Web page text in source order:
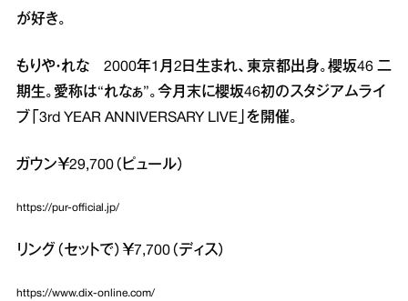
が好き。
もりや・れな 2000年1月2日生まれ、東京都出身。櫻坂46 二
期生。愛称は“れなぁ”。今月末に櫻坂46初のスタジアムライ
ブ「3rd YEAR ANNIVERSARY LIVE」を開催。
ガウン￥29,700（ピュール）
https://pur-official.jp/
リング（セットで）￥7,700（ディス）
https://www.dix-online.com/